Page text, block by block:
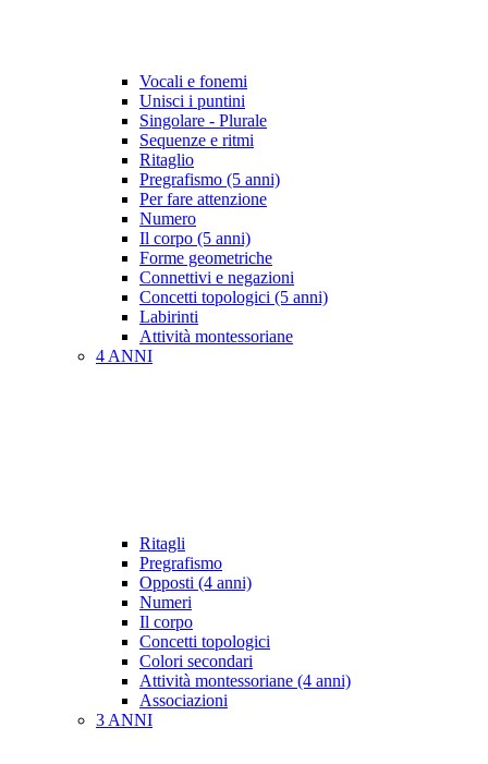
Vocali e fonemi
Unisci i puntini
Singolare - Plurale
Sequenze e ritmi
Ritaglio
Pregrafismo (5 anni)
Per fare attenzione
Numero
Il corpo (5 anni)
Forme geometriche
Connettivi e negazioni
Concetti topologici (5 anni)
Labirinti
Attività montessoriane
4 ANNI
Ritagli
Pregrafismo
Opposti (4 anni)
Numeri
Il corpo
Concetti topologici
Colori secondari
Attività montessoriane (4 anni)
Associazioni
3 ANNI